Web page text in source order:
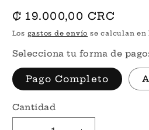
Precio
habitual
₡ 19.000,00 CRC
Los gastos de envío se calculan en
Selecciona tu forma de pago:
Pago Completo
Cantidad